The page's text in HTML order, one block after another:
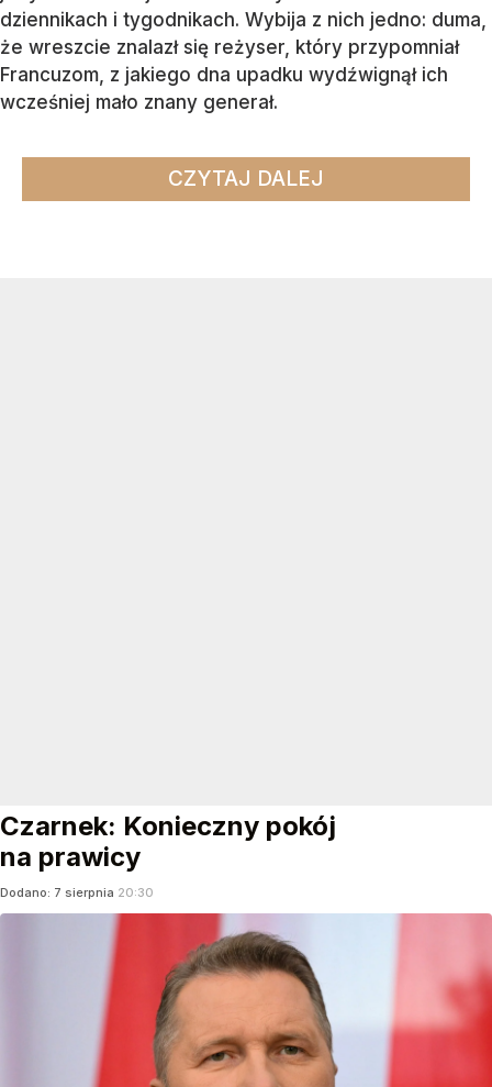
dziennikach i tygodnikach. Wybija z nich jedno: duma,
że wreszcie znalazł się reżyser, który przypomniał
Francuzom, z jakiego dna upadku wydźwignął ich
wcześniej mało znany generał.
CZYTAJ DALEJ
Czarnek: Konieczny pokój
na prawicy
Dodano: 7 sierpnia 20:30